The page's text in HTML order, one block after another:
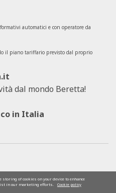
automatici e con operatore da
il piano tariffario previsto dal proprio
dal mondo Beretta!
in Italia
E AL
HOLDING NV
storing of cookies on your device to enhance
in our marketing efforts.
Cookie policy